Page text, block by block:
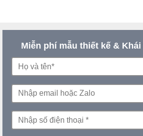
Miễn phí mẫu thiết kế &